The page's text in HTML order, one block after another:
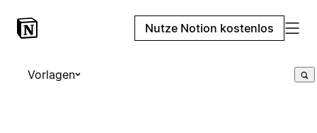
Nutze Notion kostenlos
Vorlagen